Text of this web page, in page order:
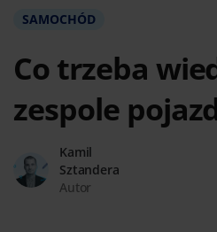
SAMOCHÓD
Co trzeba
zespole
Kamil
Sztandera
Autor